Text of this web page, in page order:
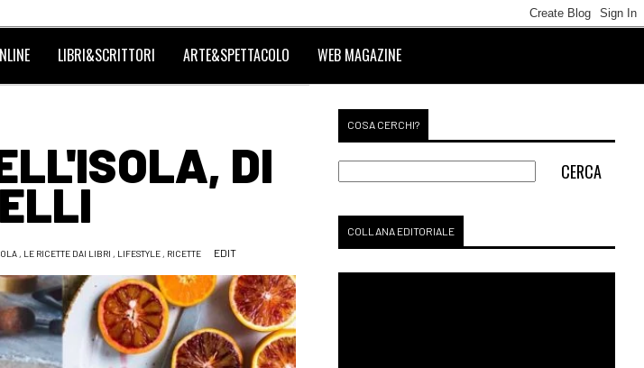
LIBRI&SCRITTORI ARTE&SPETTACOLO WEB MAGAZINE
DI
, LE RICETTE DAI LIBRI , LIFESTYLE , RICETTE EDIT
COSA CERCHI?
COLLANA EDITORIALE